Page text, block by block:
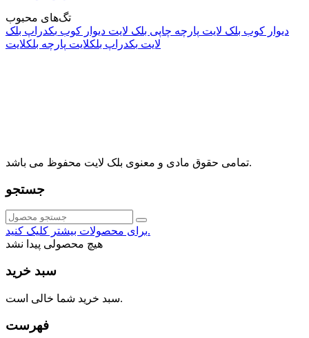
تگ‌های محبوب
دیوار کوب بلک لایت پارچه چاپی بلک لایت دیوار کوب بکدراپ بلک
لایت بکدراپ بلکلایت پارچه بلکلایت
تمامی حقوق مادی و معنوی بلک لایت محفوظ می باشد.
جستجو
برای محصولات بیشتر کلیک کنید.
هیچ محصولی پیدا نشد
سبد خرید
سبد خرید شما خالی است.
فهرست